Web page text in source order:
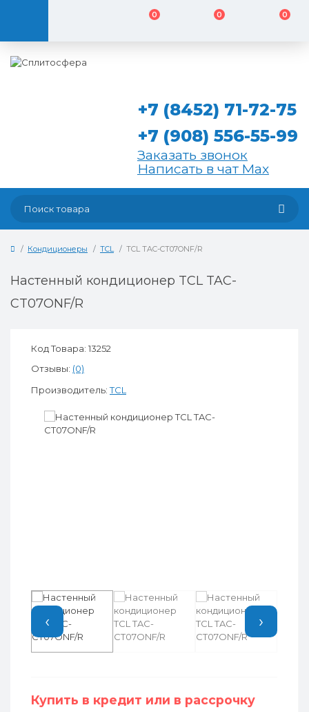
0 0 0
+7 (8452) 71-72-75
+7 (908) 556-55-99
Заказать звонок
Написать в чат Max
Кондиционеры TCL TCL TAC-CT07ONF/R
Настенный кондиционер TCL TAC-
CT07ONF/R
Код Товара: 13252
Отзывы: (0)
Производитель:TCL
‹ ›
Купить в кредит или в рассрочку